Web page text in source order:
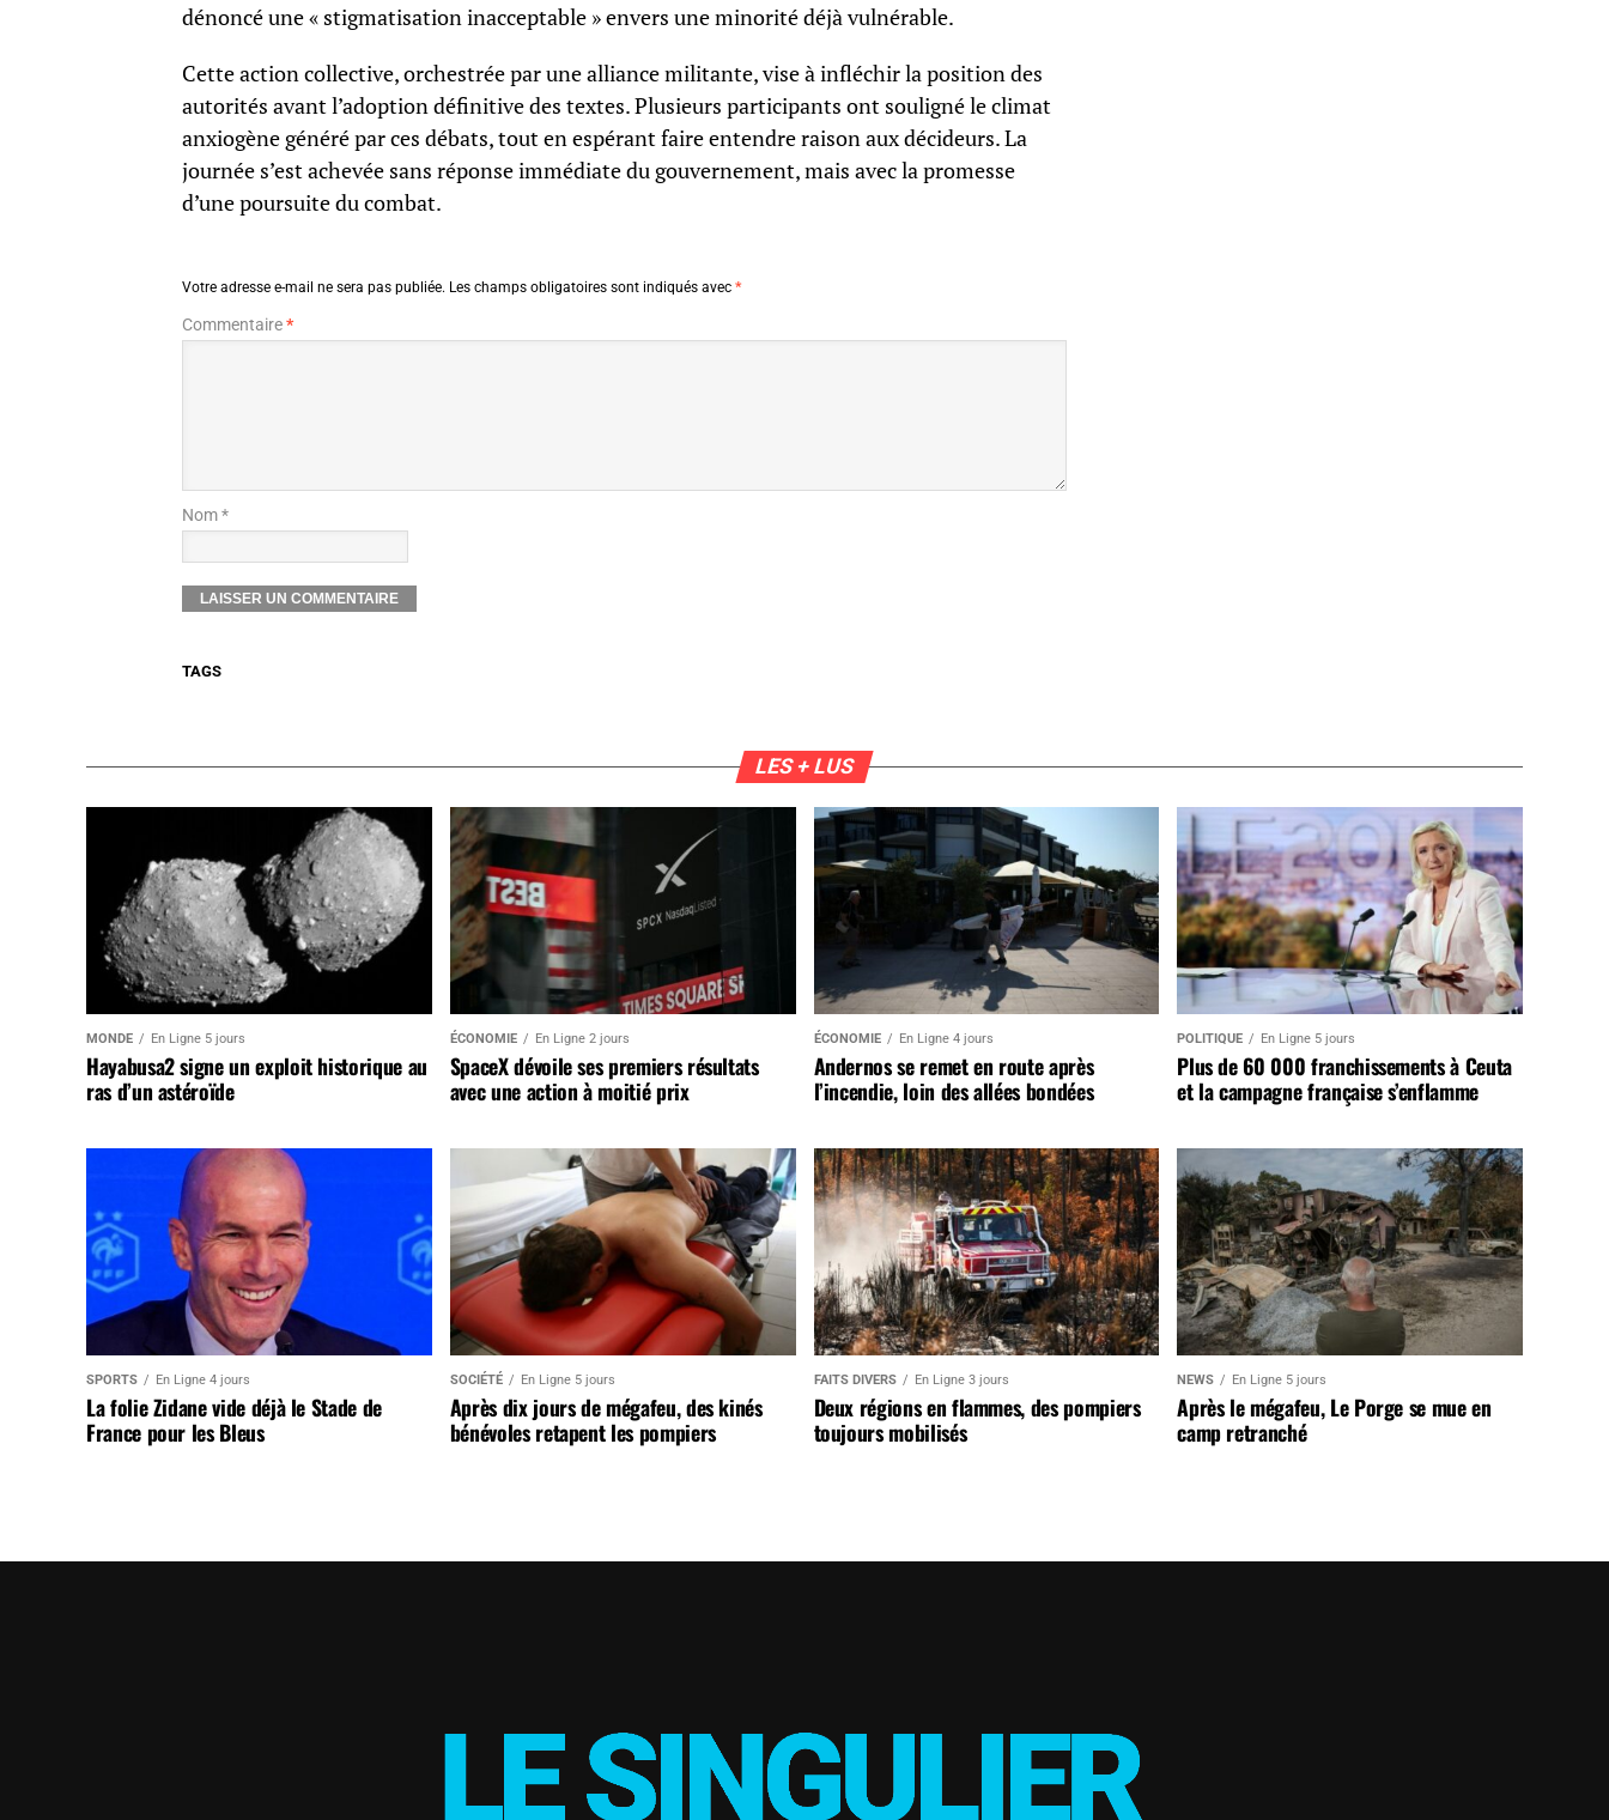
dénoncé une « stigmatisation inacceptable » envers une minorité déjà vulnérable.
Cette action collective, orchestrée par une alliance militante, vise à infléchir la position des
autorités avant l’adoption définitive des textes. Plusieurs participants ont souligné le climat
anxiogène généré par ces débats, tout en espérant faire entendre raison aux décideurs. La
journée s’est achevée sans réponse immédiate du gouvernement, mais avec la promesse
d’une poursuite du combat.
Votre adresse e-mail ne sera pas publiée. Les champs obligatoires sont indiqués avec *
Commentaire*
Nom *
TAGS
LES + LUS
MONDE En Ligne 5 jours
Hayabusa2 signe un exploit historique au
ras d’un astéroïde
ÉCONOMIE En Ligne 2 jours
SpaceX dévoile ses premiers résultats
avec une action à moitié prix
ÉCONOMIE En Ligne 4 jours
Andernos se remet en route après
l’incendie, loin des allées bondées
POLITIQUE En Ligne 5 jours
Plus de 60 000 franchissements à Ceuta
et la campagne française s’enflamme
SPORTS En Ligne 4 jours
La folie Zidane vide déjà le Stade de
France pour les Bleus
SOCIÉTÉ En Ligne 5 jours
Après dix jours de mégafeu, des kinés
bénévoles retapent les pompiers
FAITS DIVERS En Ligne 3 jours
Deux régions en flammes, des pompiers
toujours mobilisés
NEWS En Ligne 5 jours
Après le mégafeu, Le Porge se mue en
camp retranché